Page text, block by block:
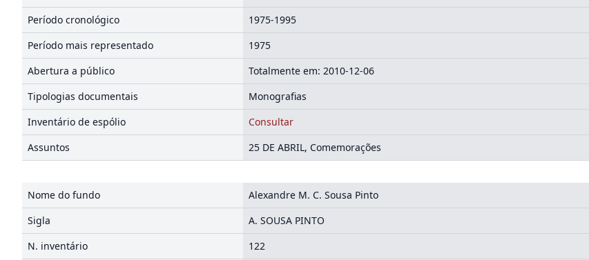
Período cronológico
1975-1995
Período mais representado
1975
Abertura a público
Totalmente em: 2010-12-06
Tipologias documentais
Monografias
Inventário de espólio
Consultar
Assuntos
25 DE ABRIL, Comemorações
Nome do fundo
Alexandre M. C. Sousa Pinto
Sigla
A. SOUSA PINTO
N. inventário
122